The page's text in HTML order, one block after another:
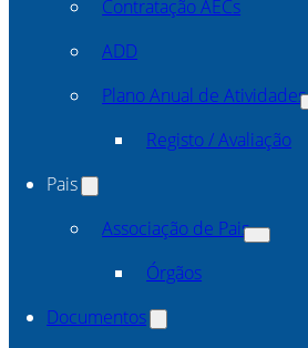
Contratação AECs
ADD
Plano Anual de Atividades
Registo / Avaliação
Pais
Associação de Pais
Órgãos
Documentos